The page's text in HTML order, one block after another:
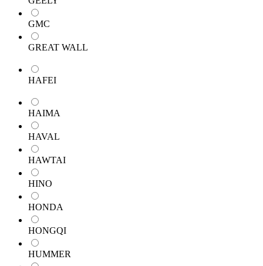
GMC
GREAT WALL
HAFEI
HAIMA
HAVAL
HAWTAI
HINO
HONDA
HONGQI
HUMMER